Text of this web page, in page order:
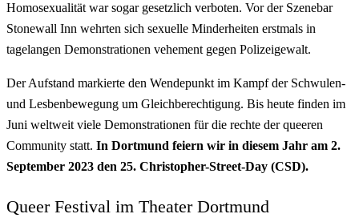
Homosexualität war sogar gesetzlich verboten. Vor der Szenebar
Stonewall Inn wehrten sich sexuelle Minderheiten erstmals in
tagelangen Demonstrationen vehement gegen Polizeigewalt.
Der Aufstand markierte den Wendepunkt im Kampf der Schwulen-
und Lesbenbewegung um Gleichberechtigung. Bis heute finden im
Juni weltweit viele Demonstrationen für die rechte der queeren
Community statt. In Dortmund feiern wir in diesem Jahr am 2.
September 2023 den 25. Christopher-Street-Day (CSD).
Queer Festival im Theater Dortmund